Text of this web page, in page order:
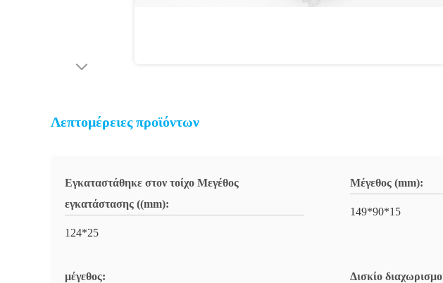
Λεπτομέρειες προϊόντων
Εγκαταστάθηκε στον τοίχο Μεγέθος
εγκατάστασης ((mm):
124*25
Μέγεθος (mm):
149*90*15
μέγεθος: Δισκίο